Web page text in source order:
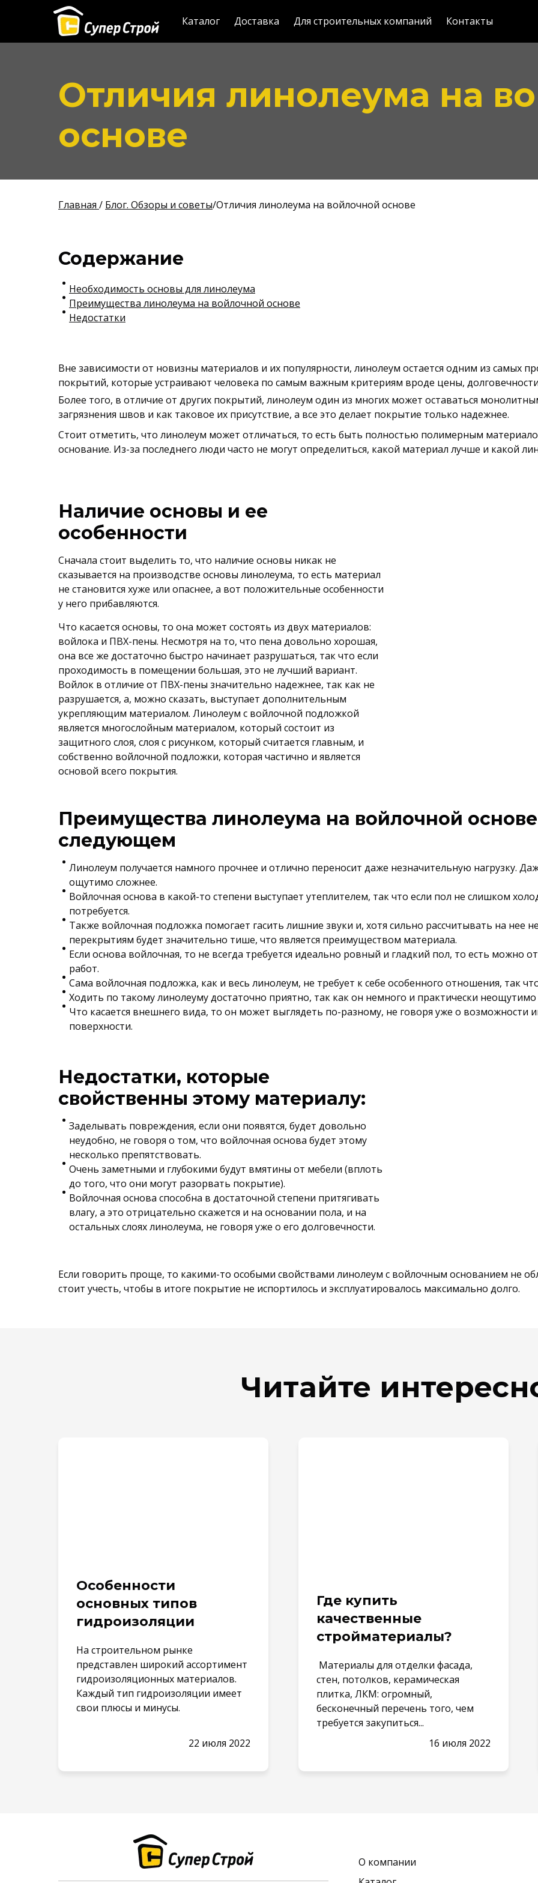
Каталог Доставка Для строительных компаний Контакты
Отличия линолеума на
основе
Главная / Блог. Обзоры и советы/Отличия линолеума на войлочной основе
Содержание
Необходимость основы для линолеума
Преимущества линолеума на войлочной основе
Недостатки
Вне зависимости от новизны материалов и их популярности, линолеум остается одним из самых
покрытий, которые устраивают человека по самым важным критериям вроде цены,
Более того, в отличие от других покрытий, линолеум один из многих может оставаться
загрязнения швов и как таковое их присутствие, а все это делает покрытие только надежнее.
Стоит отметить, что линолеум может отличаться, то есть быть полностью полимерным
основание. Из-за последнего люди часто не могут определиться, какой материал лучше и какой
Наличие основы и ее
особенности
Сначала стоит выделить то, что наличие основы никак не
сказывается на производстве основы линолеума, то есть материал
не становится хуже или опаснее, а вот положительные особенности
у него прибавляются.
Что касается основы, то она может состоять из двух материалов:
войлока и ПВХ-пены. Несмотря на то, что пена довольно хорошая,
она все же достаточно быстро начинает разрушаться, так что если
проходимость в помещении большая, это не лучший вариант.
Войлок в отличие от ПВХ-пены значительно надежнее, так как не
разрушается, а, можно сказать, выступает дополнительным
укрепляющим материалом. Линолеум с войлочной подложкой
является многослойным материалом, который состоит из
защитного слоя, слоя с рисунком, который считается главным, и
собственно войлочной подложки, которая частично и является
основой всего покрытия.
Преимущества линолеума на войлочной
следующем
Линолеум получается намного прочнее и отлично переносит даже незначительную нагрузку.
ощутимо сложнее.
Войлочная основа в какой-то степени выступает утеплителем, так что если пол не слишком
потребуется.
Также войлочная подложка помогает гасить лишние звуки и, хотя сильно рассчитывать на нее
перекрытиям будет значительно тише, что является преимуществом материала.
Если основа войлочная, то не всегда требуется идеально ровный и гладкий пол, то есть можно
работ.
Сама войлочная подложка, как и весь линолеум, не требует к себе особенного отношения, так
Ходить по такому линолеуму достаточно приятно, так как он немного и практически
Что касается внешнего вида, то он может выглядеть по-разному, не говоря уже о возможности
поверхности.
Недостатки, которые
свойственны этому материалу:
Заделывать повреждения, если они появятся, будет довольно
неудобно, не говоря о том, что войлочная основа будет этому
несколько препятствовать.
Очень заметными и глубокими будут вмятины от мебели (вплоть
до того, что они могут разорвать покрытие).
Войлочная основа способна в достаточной степени притягивать
влагу, а это отрицательно скажется и на основании пола, и на
остальных слоях линолеума, не говоря уже о его долговечности.
Если говорить проще, то какими-то особыми свойствами линолеум с войлочным основанием не
стоит учесть, чтобы в итоге покрытие не испортилось и эксплуатировалось максимально долго.
Читайте
Особенности
основных типов
гидроизоляции
На строительном рынке
представлен широкий ассортимент
гидроизоляционных материалов.
Каждый тип гидроизоляции имеет
свои плюсы и минусы.
22 июля 2022
Где купить
качественные
стройматериалы?
Материалы для отделки фасада,
стен, потолков, керамическая
плитка, ЛКМ: огромный,
бесконечный перечень того, чем
требуется закупиться...
16 июля 2022
О компании